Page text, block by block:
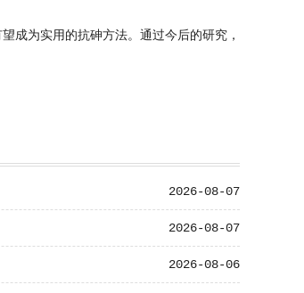
成为实用的抗砷方法。通过今后的研究，
2026-08-07
2026-08-07
2026-08-06